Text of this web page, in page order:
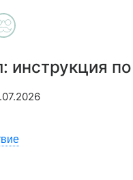
: инструкция